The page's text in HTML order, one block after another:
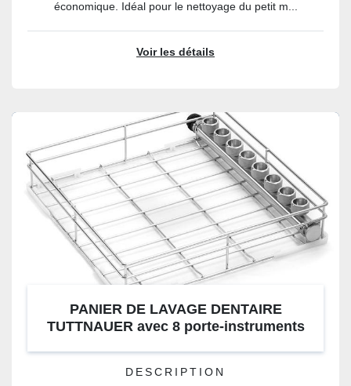
économique. Idéal pour le nettoyage du petit m...
Voir les détails
PANIER DE LAVAGE DENTAIRE
TUTTNAUER avec 8 porte-instruments
DESCRIPTION